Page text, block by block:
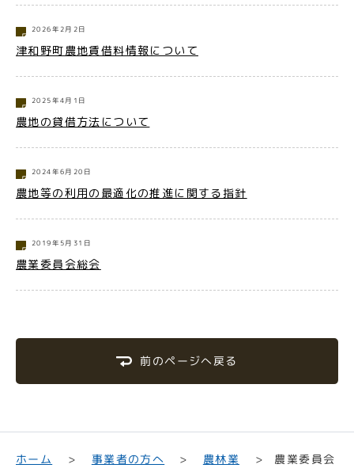
2026年2月2日
津和野町農地賃借料情報について
2025年4月1日
農地の貸借方法について
2024年6月20日
農地等の利用の最適化の推進に関する指針
2019年5月31日
農業委員会総会
前のページへ戻る
ホーム 事業者の方へ 農林業 農業委員会